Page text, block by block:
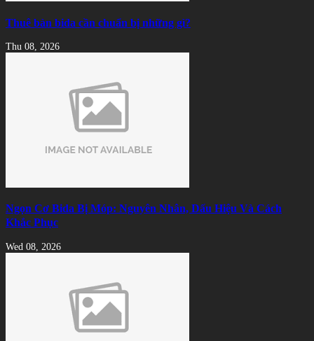
Thuê bàn bida cần chuẩn bị những gì?
Thu 08, 2026
Ngọn Cơ Bida Bị Móp: Nguyên Nhân, Dấu Hiệu Và Cách
Khắc Phục
Wed 08, 2026